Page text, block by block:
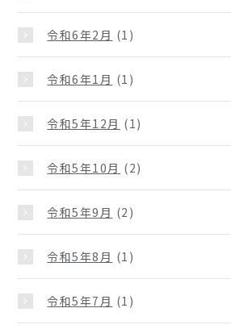
令和6年2月 (1)
令和6年1月 (1)
令和5年12月 (1)
令和5年10月 (2)
令和5年9月 (2)
令和5年8月 (1)
令和5年7月 (1)